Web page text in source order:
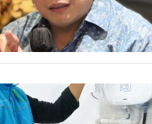
Terpadu jadi Kunci
100 GW
Baru Gunakan Home
PLN